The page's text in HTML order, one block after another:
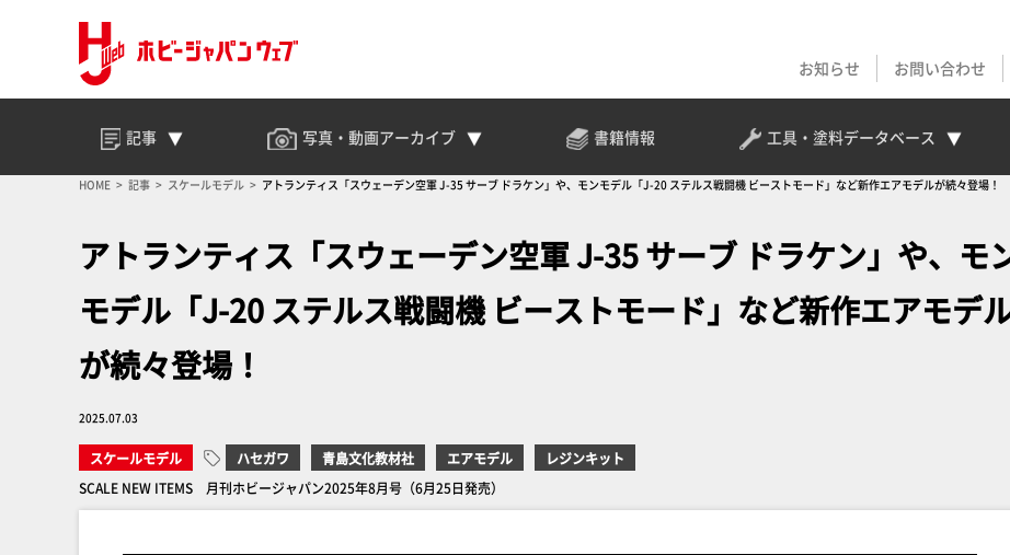
お知らせ
お問い合わせ
記事 写真・動画アーカイブ 書籍情報 工具・塗料データベース
HOME 記事 スケールモデル アトランティス「スウェーデン空軍 J-35 サーブ ドラケン」や、モンモデル「J-20 ステルス戦闘機 ビーストモード」など新作エアモデルが続々登場！
アトランティス「スウェーデン空軍 J-35 サーブ ドラケン」や、モ
モデル「J-20 ステルス戦闘機 ビーストモード」など新作エアモデ
が続々登場！
2025.07.03
スケールモデル ハセガワ 青島文化教材社 エアモデル
レジンキット
SCALE NEW ITEMS 月刊ホビージャパン2025年8月号（6月25日発売）